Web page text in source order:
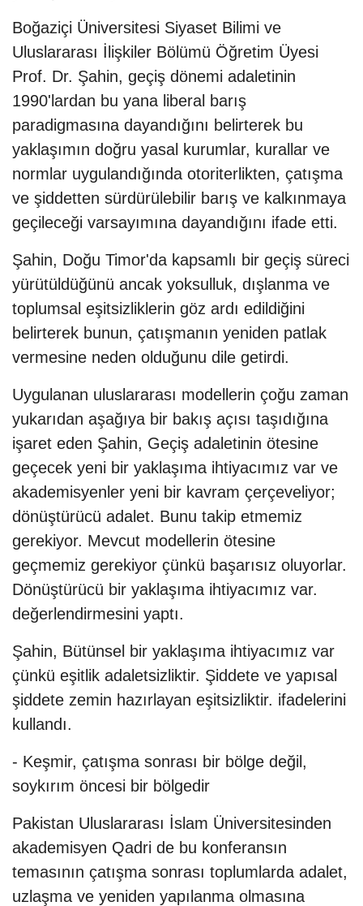
Boğaziçi Üniversitesi Siyaset Bilimi ve
Uluslararası İlişkiler Bölümü Öğretim Üyesi
Prof. Dr. Şahin, geçiş dönemi adaletinin
1990'lardan bu yana liberal barış
paradigmasına dayandığını belirterek bu
yaklaşımın doğru yasal kurumlar, kurallar ve
normlar uygulandığında otoriterlikten, çatışma
ve şiddetten sürdürülebilir barış ve kalkınmaya
geçileceği varsayımına dayandığını ifade etti.
Şahin, Doğu Timor'da kapsamlı bir geçiş süreci
yürütüldüğünü ancak yoksulluk, dışlanma ve
toplumsal eşitsizliklerin göz ardı edildiğini
belirterek bunun, çatışmanın yeniden patlak
vermesine neden olduğunu dile getirdi.
Uygulanan uluslararası modellerin çoğu zaman
yukarıdan aşağıya bir bakış açısı taşıdığına
işaret eden Şahin, Geçiş adaletinin ötesine
geçecek yeni bir yaklaşıma ihtiyacımız var ve
akademisyenler yeni bir kavram çerçeveliyor;
dönüştürücü adalet. Bunu takip etmemiz
gerekiyor. Mevcut modellerin ötesine
geçmemiz gerekiyor çünkü başarısız oluyorlar.
Dönüştürücü bir yaklaşıma ihtiyacımız var.
değerlendirmesini yaptı.
Şahin, Bütünsel bir yaklaşıma ihtiyacımız var
çünkü eşitlik adaletsizliktir. Şiddete ve yapısal
şiddete zemin hazırlayan eşitsizliktir. ifadelerini
kullandı.
- Keşmir, çatışma sonrası bir bölge değil,
soykırım öncesi bir bölgedir
Pakistan Uluslararası İslam Üniversitesinden
akademisyen Qadri de bu konferansın
temasının çatışma sonrası toplumlarda adalet,
uzlaşma ve yeniden yapılanma olmasına